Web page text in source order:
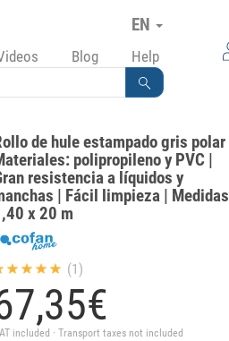
EN
Blog Help
de hule estampado gris polar |
polipropileno y PVC |
resistencia a líquidos y
| Fácil limpieza | Medidas
x 20 m
(1)
35€
included · Transport taxes not included